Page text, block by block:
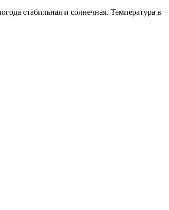
стабильная и солнечная. Температура в